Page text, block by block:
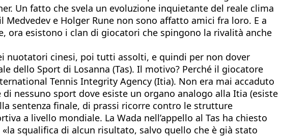
Un fatto che svela un evoluzione inquietante del reale clima
e Holger Rune non sono affatto amici fra loro. E a
ora esistono i clan di giocatori che spingono la rivalità anche
nuotatori cinesi, poi tutti assolti, e quindi per non dover
dello Sport di Losanna (Tas). Il motivo? Perché il giocatore
Tennis Integrity Agency (Itia). Non era mai accaduto
nessuno sport dove esiste un organo analogo alla Itia (esiste
sentenza finale, di prassi ricorre contro le strutture
a livello mondiale. La Wada nell’appello al Tas ha chiesto
squalifica di alcun risultato, salvo quello che è già stato